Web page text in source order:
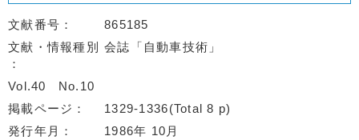
文献番号
865185
文献・情報種別
会誌「自動車技術」
Vol.40
No.10
掲載ページ
1329-1336(Total 8 p)
発行年月
1986年 10月